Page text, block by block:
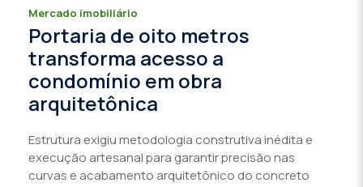
Mercado imobiliário
Portaria de oito metros
transforma acesso a
condomínio em obra
arquitetônica
Estrutura exigiu metodologia construtiva inédita e
execução artesanal para garantir precisão nas
curvas e acabamento arquitetônico do concreto